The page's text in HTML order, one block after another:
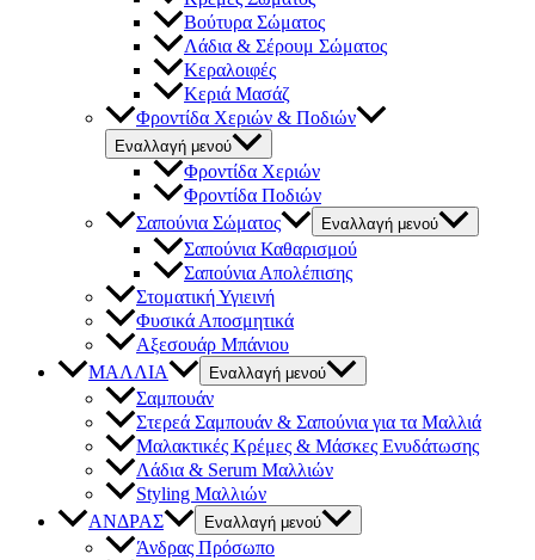
Βούτυρα Σώματος
Λάδια & Σέρουμ Σώματος
Κεραλοιφές
Κεριά Μασάζ
Φροντίδα Χεριών & Ποδιών
Εναλλαγή μενού
Φροντίδα Χεριών
Φροντίδα Ποδιών
Σαπούνια Σώματος
Εναλλαγή μενού
Σαπούνια Καθαρισμού
Σαπούνια Απολέπισης
Στοματική Υγιεινή
Φυσικά Αποσμητικά
Αξεσουάρ Μπάνιου
ΜΑΛΛΙΑ
Εναλλαγή μενού
Σαμπουάν
Στερεά Σαμπουάν & Σαπούνια για τα Μαλλιά
Μαλακτικές Κρέμες & Μάσκες Ενυδάτωσης
Λάδια & Serum Μαλλιών
Styling Μαλλιών
ΑΝΔΡΑΣ
Εναλλαγή μενού
Άνδρας Πρόσωπο